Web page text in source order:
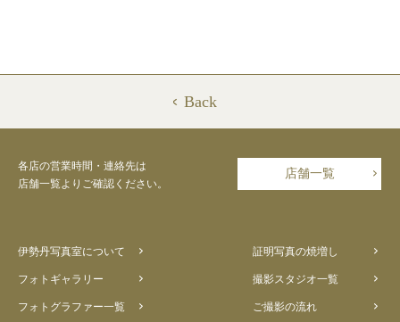
Back
各店の営業時間・連絡先は
店舗一覧よりご確認ください。
店舗一覧
伊勢丹写真室について 証明写真の焼増し
フォトギャラリー 撮影スタジオ一覧
フォトグラファー一覧 ご撮影の流れ